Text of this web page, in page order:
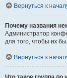
Вернуться к
Почему названия
Администратор
для того, чтобы их
Вернуться к